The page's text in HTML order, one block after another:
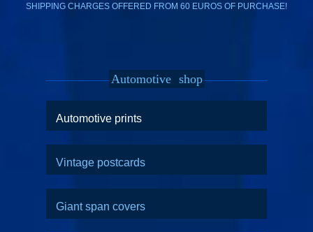
SHIPPING CHARGES OFFERED FROM 60 EUROS OF PURCHASE!
Automotive shop
Automotive prints
Vintage postcards
Giant span covers